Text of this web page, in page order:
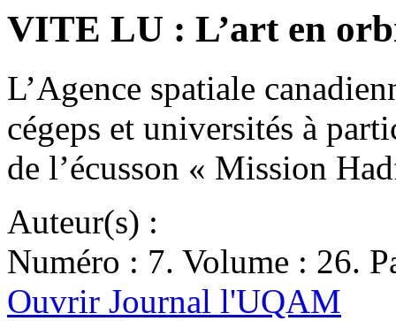
VITE LU : L’art en
L’Agence spatiale
cégeps et universités à
de l’écusson « Mission
Auteur(s) :
Numéro : 7. Volume : 26.
Ouvrir Journal l'UQAM